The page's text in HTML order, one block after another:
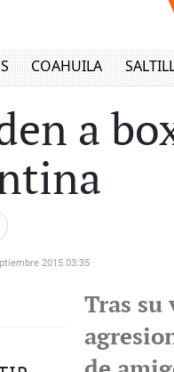
COAHUILA
a
2015 03:35
Tras su